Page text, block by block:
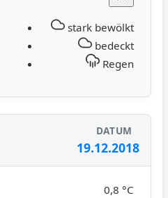
stark bewölkt
bedeckt
Regen
19.12.2018
0,8 °C